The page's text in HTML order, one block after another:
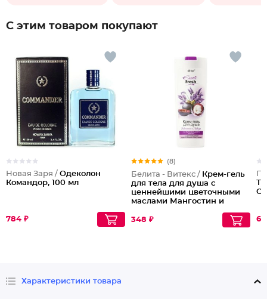
С этим товаром покупают
Новая Заря / Одеколон
Командор, 100 мл
784 ₽
(8)
Белита - Витекс / Крем-гель
для тела для душа с
ценнейшими цветочными
маслами Мангостин и
348 ₽
Характеристики товара